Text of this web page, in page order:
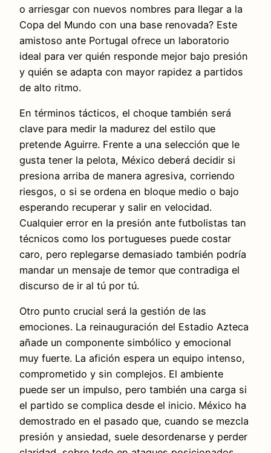
o arriesgar con nuevos nombres para llegar a la
Copa del Mundo con una base renovada? Este
amistoso ante Portugal ofrece un laboratorio
ideal para ver quién responde mejor bajo presión
y quién se adapta con mayor rapidez a partidos
de alto ritmo.
En términos tácticos, el choque también será
clave para medir la madurez del estilo que
pretende Aguirre. Frente a una selección que le
gusta tener la pelota, México deberá decidir si
presiona arriba de manera agresiva, corriendo
riesgos, o si se ordena en bloque medio o bajo
esperando recuperar y salir en velocidad.
Cualquier error en la presión ante futbolistas tan
técnicos como los portugueses puede costar
caro, pero replegarse demasiado también podría
mandar un mensaje de temor que contradiga el
discurso de ir al tú por tú.
Otro punto crucial será la gestión de las
emociones. La reinauguración del Estadio Azteca
añade un componente simbólico y emocional
muy fuerte. La afición espera un equipo intenso,
comprometido y sin complejos. El ambiente
puede ser un impulso, pero también una carga si
el partido se complica desde el inicio. México ha
demostrado en el pasado que, cuando se mezcla
presión y ansiedad, suele desordenarse y perder